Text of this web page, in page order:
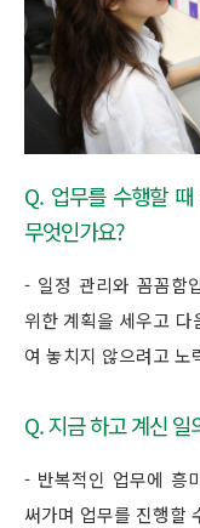
Q. 업무를 수행할
무엇인가요?
- 일정 관리와 꼼꼼함
위한 계획을 세우고
여 놓치지 않으려고 노
Q. 지금 하고 계신
- 반복적인 업무에 흥
써가며 업무를 진행할